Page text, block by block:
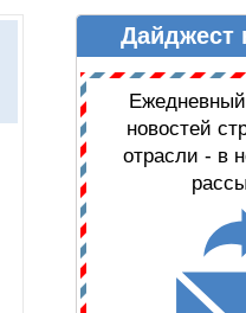
ДАЙДЖЕСТ НОВОСТЕЙ
Дайджест
новостей
отрасли - в